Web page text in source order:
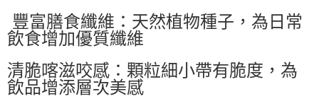
每筆NT$60，滿NT$599(含以上)免運費
付款後萊爾富取貨
每筆NT$60，滿NT$599(含以上)免運費
7-11付款取貨
豐富膳食纖維：天然植物種子，為日常
飲食增加優質纖維
清脆喀滋咬感：顆粒細小帶有脆度，為
飲品增添層次美感